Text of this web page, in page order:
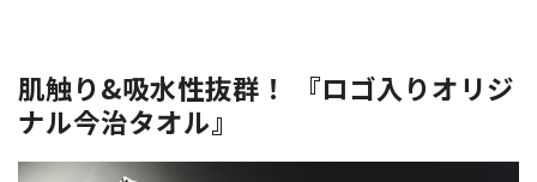
肌触り&吸水性抜群！ 『ロゴ入りオリジ
ナル今治タオル』